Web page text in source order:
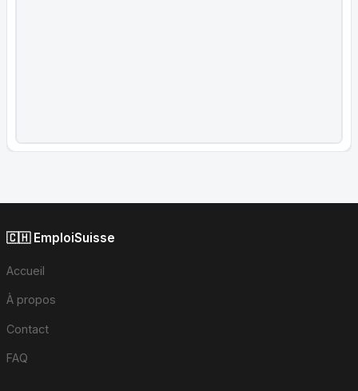
🇨🇭 EmploiSuisse
Accueil
À propos
Contact
FAQ